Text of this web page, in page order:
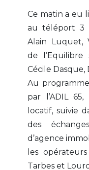
Ce matin a eu
au téléport 3
Alain Luquet,
de
Cécile Dasque,
Au
par l’ADIL 65,
locatif, suivie
des
d’agence
les
Tarbes et